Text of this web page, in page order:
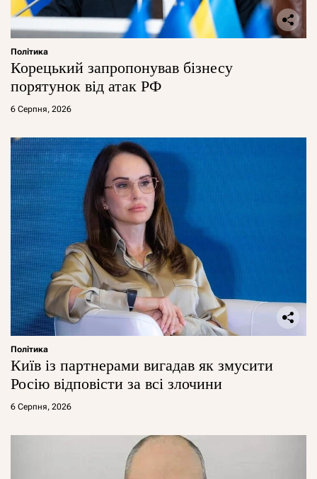
Політика
Корецький запропонував бізнесу
порятунок від атак РФ
6 Серпня, 2026
Політика
Київ із партнерами вигадав як змусити
Росію відповісти за всі злочини
6 Серпня, 2026